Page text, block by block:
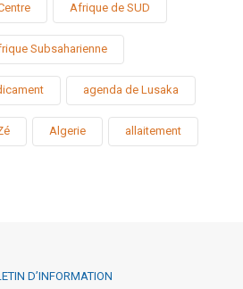
Afrique de SUD
Subsaharienne
agenda de Lusaka
Algerie allaitement
D’INFORMATION